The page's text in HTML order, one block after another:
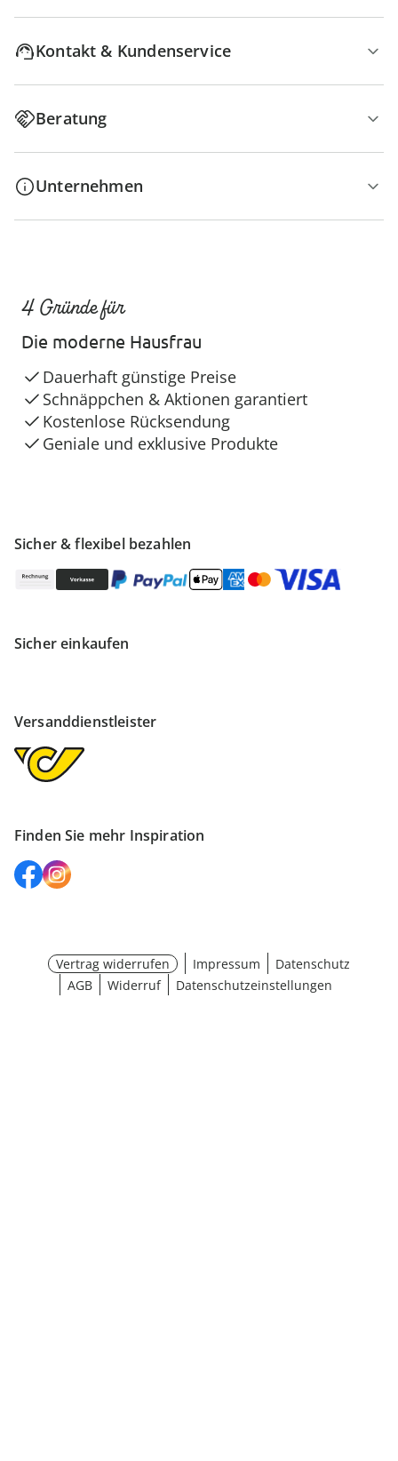
Kontakt & Kundenservice
Beratung
Unternehmen
Sicher & flexibel bezahlen
Sicher einkaufen
Versanddienstleister
Finden Sie mehr Inspiration
4 Gründe für
Die moderne Hausfrau
Dauerhaft günstige Preise
Schnäppchen & Aktionen garantiert
Kostenlose Rücksendung
Geniale und exklusive Produkte
Vertrag widerrufen Impressum
Datenschutz
AGB
Widerruf Datenschutzeinstellungen